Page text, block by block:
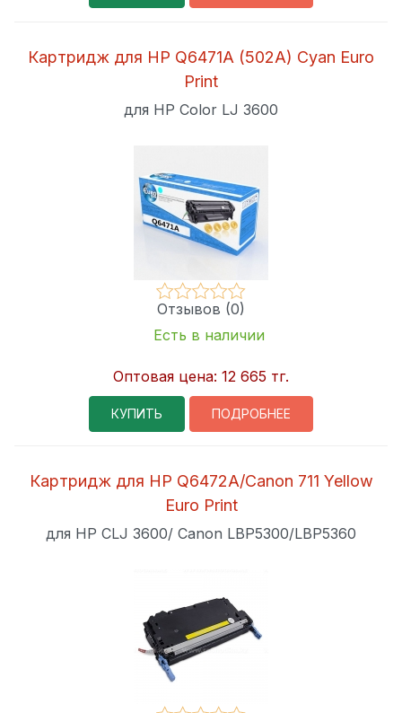
Картридж для HP Q6471A (502A) Cyan Euro
Print
для HP Color LJ 3600
Отзывов (0)
Есть в наличии
Оптовая цена: 12 665 тг.
КУПИТЬ ПОДРОБНЕЕ
Картридж для HP Q6472A/Canon 711 Yellow
Euro Print
для HP CLJ 3600/ Canon LBP5300/LBP5360